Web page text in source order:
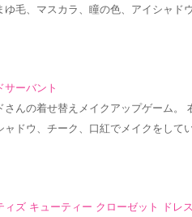
ゆ毛、マスカラ、瞳の色、アイシャド
サーバント
さんの着せ替えメイクアップゲーム。
ャドウ、チーク、口紅でメイクをして
ィズ キューティー クローゼット ドレ